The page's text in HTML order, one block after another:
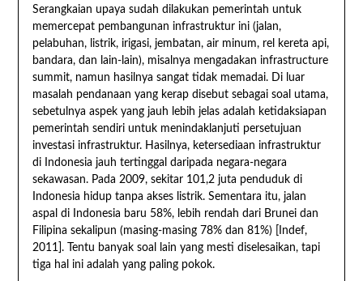
Serangkaian upaya sudah dilakukan pemerintah untuk
memercepat pembangunan infrastruktur ini (jalan,
pelabuhan, listrik, irigasi, jembatan, air minum, rel kereta api,
bandara, dan lain-lain), misalnya mengadakan infrastructure
summit, namun hasilnya sangat tidak memadai. Di luar
masalah pendanaan yang kerap disebut sebagai soal utama,
sebetulnya aspek yang jauh lebih jelas adalah ketidaksiapan
pemerintah sendiri untuk menindaklanjuti persetujuan
investasi infrastruktur. Hasilnya, ketersediaan infrastruktur
di Indonesia jauh tertinggal daripada negara-negara
sekawasan. Pada 2009, sekitar 101,2 juta penduduk di
Indonesia hidup tanpa akses listrik. Sementara itu, jalan
aspal di Indonesia baru 58%, lebih rendah dari Brunei dan
Filipina sekalipun (masing-masing 78% dan 81%) [Indef,
2011]. Tentu banyak soal lain yang mesti diselesaikan, tapi
tiga hal ini adalah yang paling pokok.